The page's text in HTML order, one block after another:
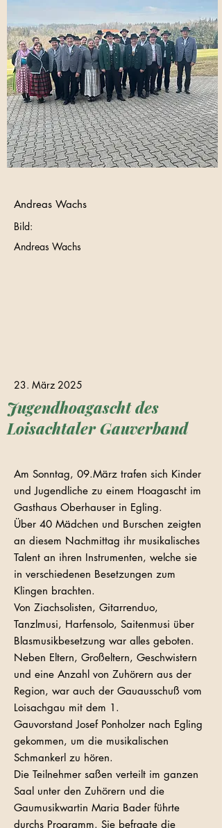
Andreas Wachs
Bild:
Andreas Wachs
23. März 2025
Jugendhoagascht des
Loisachtaler Gauverband
Am Sonntag, 09.März trafen sich Kinder
und Jugendliche zu einem Hoagascht im
Gasthaus Oberhauser in Egling.
Über 40 Mädchen und Burschen zeigten
an diesem Nachmittag ihr musikalisches
Talent an ihren Instrumenten, welche sie
in verschiedenen Besetzungen zum
Klingen brachten.
Von Ziachsolisten, Gitarrenduo,
Tanzlmusi, Harfensolo, Saitenmusi über
Blasmusikbesetzung war alles geboten.
Neben Eltern, Großeltern, Geschwistern
und eine Anzahl von Zuhörern aus der
Region, war auch der Gauausschuß vom
Loisachgau mit dem 1.
Gauvorstand Josef Ponholzer nach Egling
gekommen, um die musikalischen
Schmankerl zu hören.
Die Teilnehmer saßen verteilt im ganzen
Saal unter den Zuhörern und die
Gaumusikwartin Maria Bader führte
durchs Programm. Sie befragte die